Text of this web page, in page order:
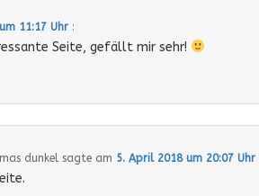
11:17 Uhr :
Seite, gefällt mir sehr!
dunkel sagte am 5. April 2018 um 20:07 Uhr